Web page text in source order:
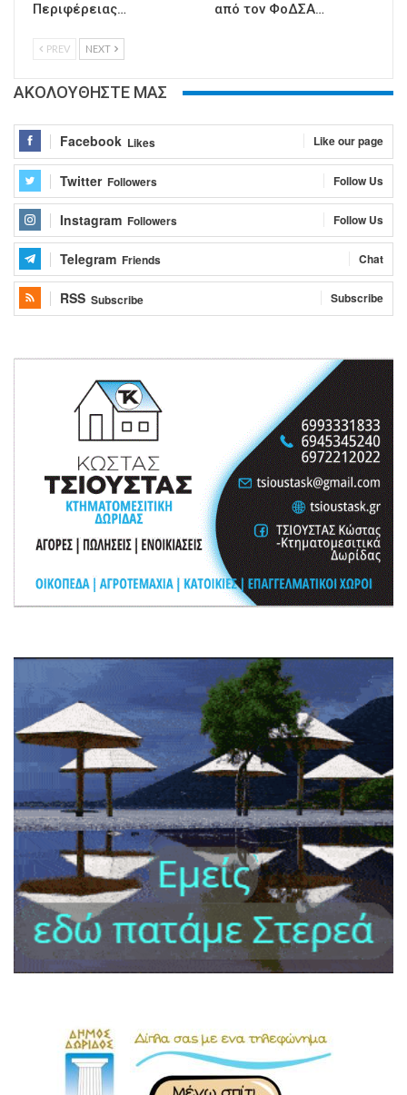
Περιφέρειας…
από τον ΦοΔΣΑ…
PREV NEXT
ΑΚΟΛΟΥΘΗΣΤΕ ΜΑΣ
Facebook Likes Like our page
Twitter Followers Follow Us
Instagram Followers Follow Us
Telegram Friends Chat
RSS Subscribe Subscribe